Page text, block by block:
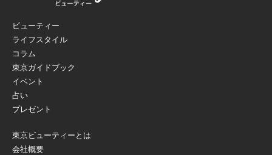
ビューティー
ライフスタイル
コラム
東京ガイドブック
イベント
占い
プレゼント
東京ビューティーとは
会社概要